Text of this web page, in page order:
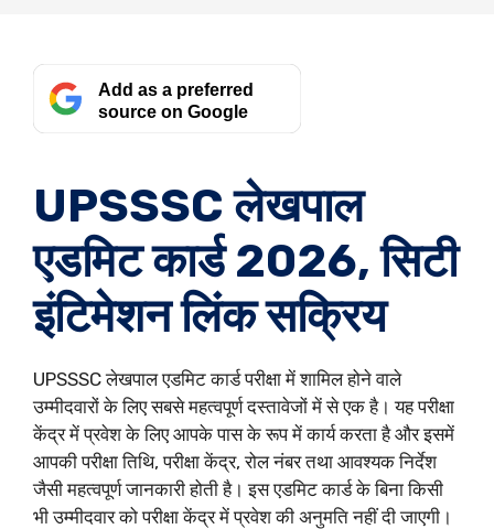
Add as a preferred
source on Google
UPSSSC लेखपाल
एडमिट कार्ड 2026, सिटी
इंटिमेशन लिंक सक्रिय
UPSSSC लेखपाल एडमिट कार्ड परीक्षा में शामिल होने वाले
उम्मीदवारों के लिए सबसे महत्वपूर्ण दस्तावेजों में से एक है। यह परीक्षा
केंद्र में प्रवेश के लिए आपके पास के रूप में कार्य करता है और इसमें
आपकी परीक्षा तिथि, परीक्षा केंद्र, रोल नंबर तथा आवश्यक निर्देश
जैसी महत्वपूर्ण जानकारी होती है। इस एडमिट कार्ड के बिना किसी
भी उम्मीदवार को परीक्षा केंद्र में प्रवेश की अनुमति नहीं दी जाएगी।